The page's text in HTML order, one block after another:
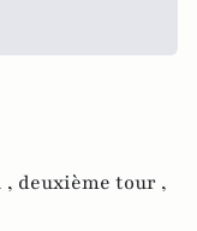
, deuxième tour ,